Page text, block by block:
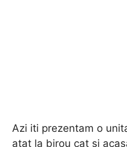
Azi iti prezentam o
atat la birou cat si